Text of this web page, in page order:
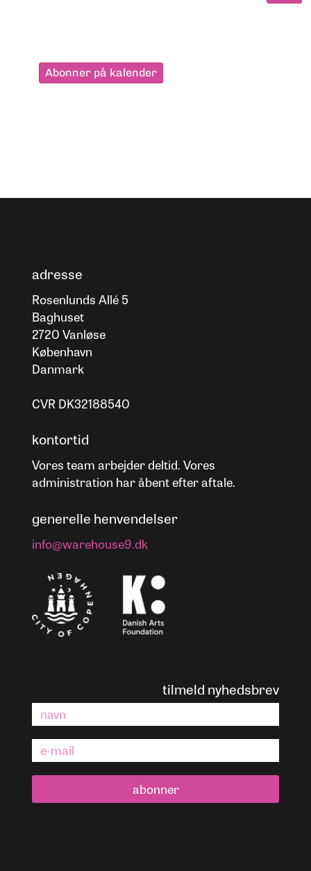
Abonner på kalender
adresse
Rosenlunds Allé 5
Baghuset
2720 Vanløse
København
Danmark
CVR DK32188540
kontortid
Vores team arbejder deltid. Vores
administration har åbent efter aftale.
generelle henvendelser
info@warehouse9.dk
tilmeld nyhedsbrev
abonner